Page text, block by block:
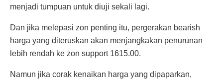
menjadi tumpuan untuk diuji sekali lagi.
Dan jika melepasi zon penting itu, pergerakan bearish
harga yang diteruskan akan menjangkakan penurunan
lebih rendah ke zon support 1615.00.
Namun jika corak kenaikan harga yang dipaparkan,